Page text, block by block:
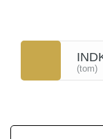
(tom)